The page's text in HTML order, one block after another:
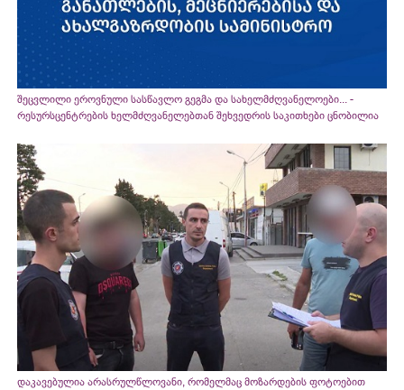
შეცვლილი ეროვნული სასწავლო გეგმა და სახელმძღვანელოები... -
რესურსცენტრების ხელმძღვანელებთან შეხვედრის საკითხები ცნობილია
დაკავებულია არასრულწლოვანი, რომელმაც მოზარდების ფოტოებით